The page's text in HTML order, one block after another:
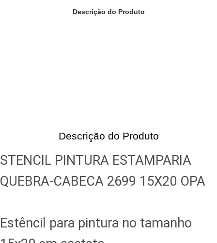
Descrição do Produto
Descrição do Produto
STENCIL PINTURA ESTAMPARIA
QUEBRA-CABECA 2699 15X20 OPA
Estêncil para pintura no tamanho